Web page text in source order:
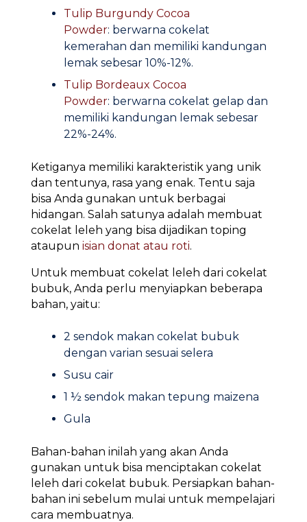
Tulip Burgundy Cocoa
Powder: berwarna cokelat
kemerahan dan memiliki kandungan
lemak sebesar 10%-12%.
Tulip Bordeaux Cocoa
Powder: berwarna cokelat gelap dan
memiliki kandungan lemak sebesar
22%-24%.
Ketiganya memiliki karakteristik yang unik
dan tentunya, rasa yang enak. Tentu saja
bisa Anda gunakan untuk berbagai
hidangan. Salah satunya adalah membuat
cokelat leleh yang bisa dijadikan toping
ataupun isian donat atau roti.
Untuk membuat cokelat leleh dari cokelat
bubuk, Anda perlu menyiapkan beberapa
bahan, yaitu:
2 sendok makan cokelat bubuk
dengan varian sesuai selera
Susu cair
1 ½ sendok makan tepung maizena
Gula
Bahan-bahan inilah yang akan Anda
gunakan untuk bisa menciptakan cokelat
leleh dari cokelat bubuk. Persiapkan bahan-
bahan ini sebelum mulai untuk mempelajari
cara membuatnya.